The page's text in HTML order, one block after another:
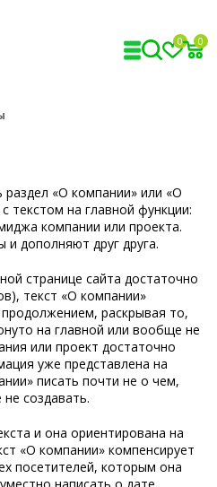
0 0
раздел «О компании» или «О
текстом на главной функции:
компании или проекта.
и дополняют друг друга.
странице сайта достаточно
текст «О компании»
раскрывая то,
на главной или вообще не
или проект достаточно
уже представлена на
писать почти не о чем,
создавать.
и она ориентирована на
«О компании» компенсирует
посетителей, которым она